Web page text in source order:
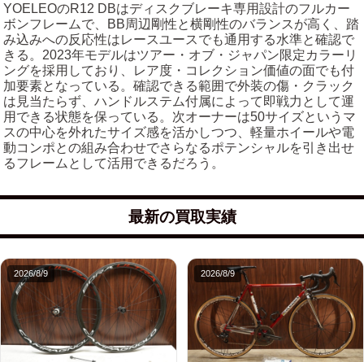
YOELEOのR12 DBはディスクブレーキ専用設計のフルカー
ボンフレームで、BB周辺剛性と横剛性のバランスが高く、踏
み込みへの反応性はレースユースでも通用する水準と確認で
きる。2023年モデルはツアー・オブ・ジャパン限定カラーリ
ングを採用しており、レア度・コレクション価値の面でも付
加要素となっている。確認できる範囲で外装の傷・クラック
は見当たらず、ハンドルステム付属によって即戦力として運
用できる状態を保っている。次オーナーは50サイズというマ
スの中心を外れたサイズ感を活かしつつ、軽量ホイールや電
動コンポとの組み合わせでさらなるポテンシャルを引き出せ
るフレームとして活用できるだろう。
最新の買取実績
2026/8/9 2026/8/9